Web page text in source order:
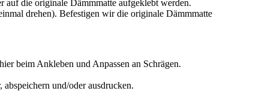
auf die originale Dämmmatte aufgeklebt werden.
drehen). Befestigen wir die originale Dämmmatte
beim Ankleben und Anpassen an Schrägen.
und/oder ausdrucken.